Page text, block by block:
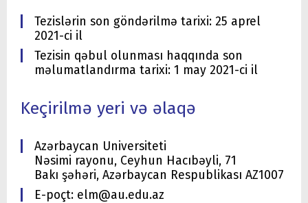
Tezislərin son göndərilmə tarixi: 25 aprel
2021-ci il
Tezisin qəbul olunması haqqında son
məlumatlandırma tarixi: 1 may 2021-ci il
Keçirilmə yeri və əlaqə
Azərbaycan Universiteti
Nəsimi rayonu, Ceyhun Hacıbəyli, 71
Bakı şəhəri, Azərbaycan Respublikası AZ1007
E-poçt: elm@au.edu.az